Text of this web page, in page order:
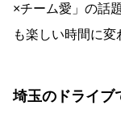
×チーム愛」の話
も楽しい時間に変
埼玉のドライブ